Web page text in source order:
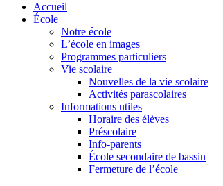
Accueil
École
Notre école
L’école en images
Programmes particuliers
Vie scolaire
Nouvelles de la vie scolaire
Activités parascolaires
Informations utiles
Horaire des élèves
Préscolaire
Info-parents
École secondaire de bassin
Fermeture de l’école